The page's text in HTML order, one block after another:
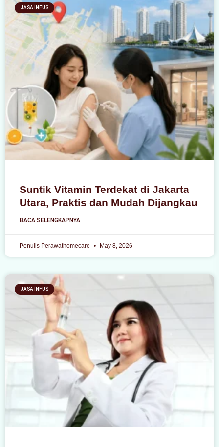
JASA INFUS
Suntik Vitamin Terdekat di Jakarta
Utara, Praktis dan Mudah Dijangkau
BACA SELENGKAPNYA
Penulis Perawathomecare May 8, 2026
JASA INFUS